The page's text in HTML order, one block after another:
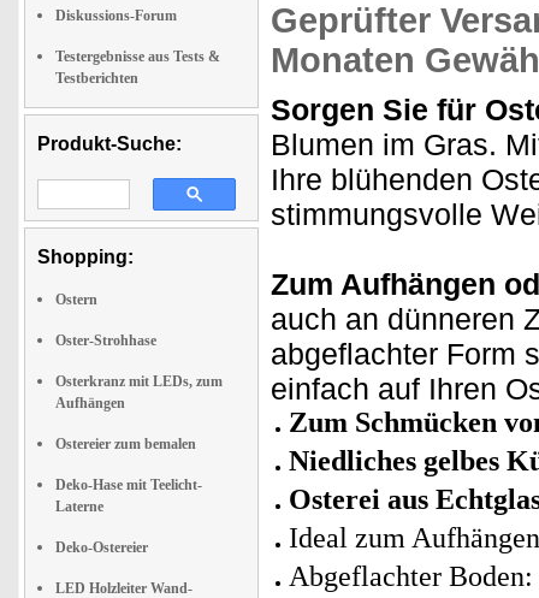
Diskussions-Forum
Testergebnisse aus Tests &
Testberichten
Produkt-Suche:
Shopping:
Ostern
Oster-Strohhase
Osterkranz mit LEDs, zum
Aufhängen
Ostereier zum bemalen
Deko-Hase mit Teelicht-
Laterne
Deko-Ostereier
LED Holzleiter Wand-
Geprüfter
Monaten
Sorgen Sie für
Blumen im Gras.
Ihre blühenden
stimmungsvolle
Zum Aufhängen
auch an dünneren
abgeflachter Form
einfach auf Ihren
Zum Schmücken
Niedliches gelbes
Osterei aus
Ideal zum
Abgeflachter